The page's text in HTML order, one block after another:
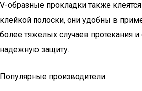
V-образные прокладки также
клейкой полоски, они удобны в
более тяжелых случаев протекания
надежную защиту.
Популярные производители